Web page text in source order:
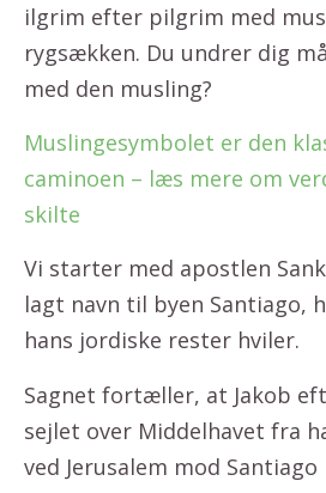
ilgrim efter pilgrim med
rygsækken. Du undrer dig
med den musling?
Muslingesymbolet er den
caminoen – læs mere om
skilte
Vi starter med apostlen
lagt navn til byen Santiago,
hans jordiske rester hviler.
Sagnet fortæller, at Jakob
sejlet over Middelhavet fra
ved Jerusalem mod Santiago